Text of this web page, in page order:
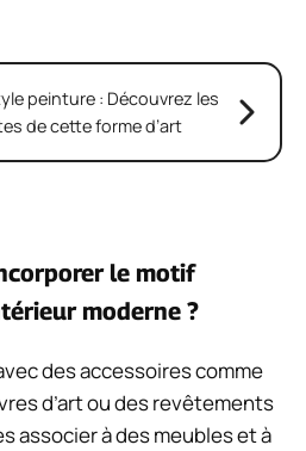
peinture : Découvrez les
de cette forme d’art
le motif
moderne ?
des accessoires comme
d’art ou des revêtements
associer à des meubles et à